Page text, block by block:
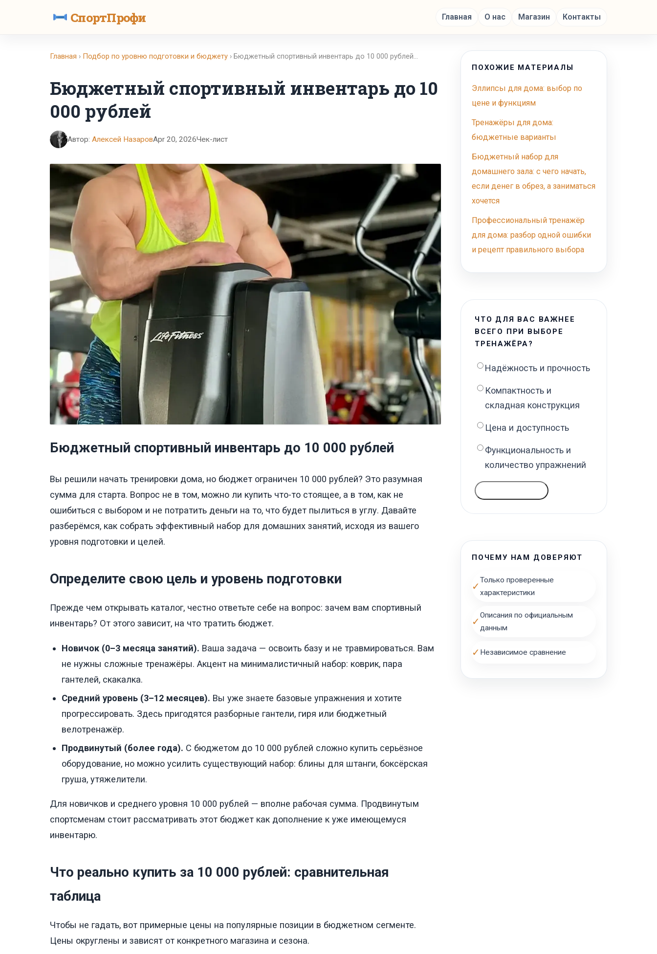
СпортПрофи Главная О нас Магазин Контакты
Главная › Подбор по уровню подготовки и бюджету › Бюджетный спортивный инвентарь до 10 000 рублей…
Бюджетный спортивный инвентарь до 10
000 рублей
Автор: Алексей НазаровApr 20, 2026Чек-лист
Бюджетный спортивный инвентарь до 10 000 рублей
Вы решили начать тренировки дома, но бюджет ограничен 10 000 рублей? Это разумная
сумма для старта. Вопрос не в том, можно ли купить что-то стоящее, а в том, как не
ошибиться с выбором и не потратить деньги на то, что будет пылиться в углу. Давайте
разберёмся, как собрать эффективный набор для домашних занятий, исходя из вашего
уровня подготовки и целей.
Определите свою цель и уровень подготовки
Прежде чем открывать каталог, честно ответьте себе на вопрос: зачем вам спортивный
инвентарь? От этого зависит, на что тратить бюджет.
Новичок (0–3 месяца занятий). Ваша задача — освоить базу и не травмироваться. Вам
не нужны сложные тренажёры. Акцент на минималистичный набор: коврик, пара
гантелей, скакалка.
Средний уровень (3–12 месяцев). Вы уже знаете базовые упражнения и хотите
прогрессировать. Здесь пригодятся разборные гантели, гиря или бюджетный
велотренажёр.
Продвинутый (более года). С бюджетом до 10 000 рублей сложно купить серьёзное
оборудование, но можно усилить существующий набор: блины для штанги, боксёрская
груша, утяжелители.
Для новичков и среднего уровня 10 000 рублей — вполне рабочая сумма. Продвинутым
спортсменам стоит рассматривать этот бюджет как дополнение к уже имеющемуся
инвентарю.
Что реально купить за 10 000 рублей: сравнительная
таблица
Чтобы не гадать, вот примерные цены на популярные позиции в бюджетном сегменте.
Цены округлены и зависят от конкретного магазина и сезона.
ПОХОЖИЕ МАТЕРИАЛЫ
Эллипсы для дома: выбор по
цене и функциям
Тренажёры для дома:
бюджетные варианты
Бюджетный набор для
домашнего зала: с чего начать,
если денег в обрез, а заниматься
хочется
Профессиональный тренажёр
для дома: разбор одной ошибки
и рецепт правильного выбора
ЧТО ДЛЯ ВАС ВАЖНЕЕ
ВСЕГО ПРИ ВЫБОРЕ
ТРЕНАЖЁРА?
Надёжность и прочность
Компактность и
складная конструкция
Цена и доступность
Функциональность и
количество упражнений
ПОЧЕМУ НАМ ДОВЕРЯЮТ
✓
Только проверенные
характеристики
✓
Описания по официальным
данным
✓ Независимое сравнение